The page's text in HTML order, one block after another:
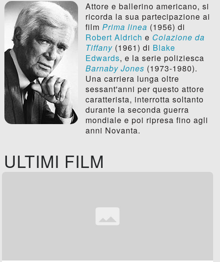
Attore e ballerino americano, si
ricorda la sua partecipazione ai
film Prima linea (1956) di
Robert Aldrich e Colazione da
Tiffany(1961) di Blake
Edwards, e la serie poliziesca
Barnaby Jones (1973-1980).
Una carriera lunga oltre
sessant'anni per questo attore
caratterista, interrotta soltanto
durante la seconda guerra
mondiale e poi ripresa fino agli
anni Novanta.
ULTIMI FILM